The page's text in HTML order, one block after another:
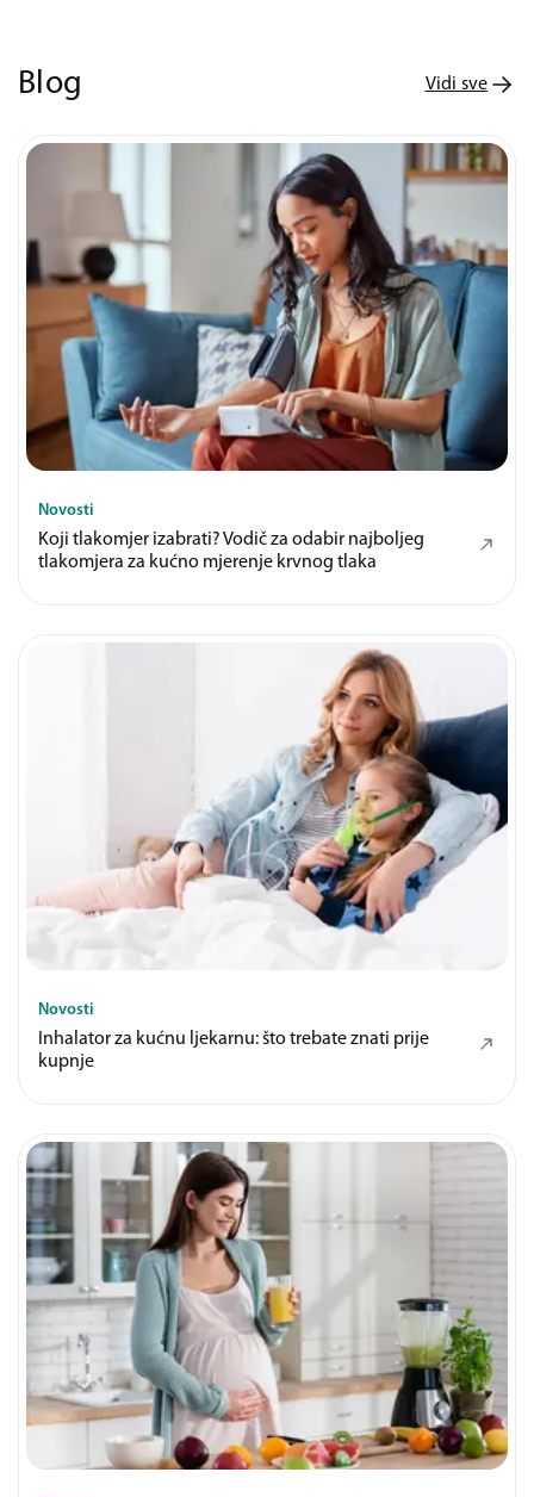
Blog Vidi sve
Novosti
Koji tlakomjer izabrati? Vodič za odabir najboljeg
tlakomjera za kućno mjerenje krvnog tlaka
Novosti
Inhalator za kućnu ljekarnu: što trebate znati prije
kupnje